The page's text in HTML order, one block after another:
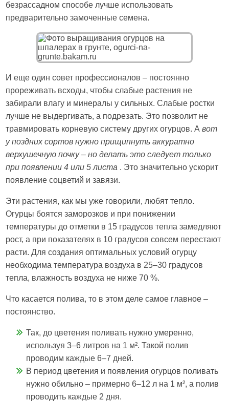
безрассадном способе лучше использовать
предварительно замоченные семена.
И еще один совет профессионалов – постоянно
прореживать всходы, чтобы слабые растения не
забирали влагу и минералы у сильных. Слабые ростки
лучше не выдергивать, а подрезать. Это позволит не
травмировать корневую систему других огурцов. Авот
у поздних сортов нужно прищипнуть аккуратно
верхушечную почку – но делать это следует только
при появлении 4 или 5 листа . Это значительно ускорит
появление соцветий и завязи.
Эти растения, как мы уже говорили, любят тепло.
Огурцы боятся заморозков и при понижении
температуры до отметки в 15 градусов тепла замедляют
рост, а при показателях в 10 градусов совсем перестают
расти. Для создания оптимальных условий огурцу
необходима температура воздуха в 25–30 градусов
тепла, влажность воздуха не ниже 70 %.
Что касается полива, то в этом деле самое главное –
постоянство.
Так, до цветения поливать нужно умеренно,
используя 3–6 литров на 1 м². Такой полив
проводим каждые 6–7 дней.
В период цветения и появления огурцов поливать
нужно обильно – примерно 6–12 л на 1 м², а полив
проводить каждые 2 дня.